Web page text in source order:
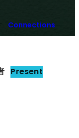
Connections
Present